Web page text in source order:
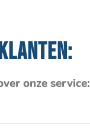
onze service: